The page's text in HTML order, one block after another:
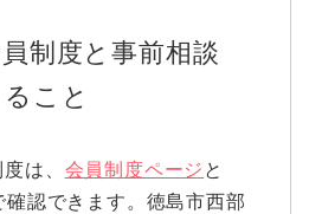
制度と事前相談
こと
は、 会員制度ページ と
確認できます。徳島市西部